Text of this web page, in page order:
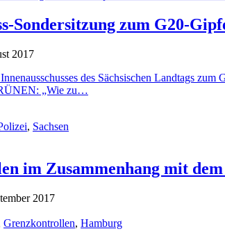
Sondersitzung zum G20-
2017
des Sächsischen Landtags
„Wie zu…
, Sachsen
im Zusammenhang mit
2017
Grenzkontrollen, Hamburg